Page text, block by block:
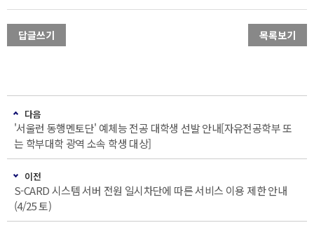
답글쓰기 목록보기
다음
'서울런 동행멘토단' 예체능 전공 대학생 선발 안내[자유전공학부 또
는 학부대학 광역 소속 학생 대상]
이전
S-CARD 시스템 서버 전원 일시차단에 따른 서비스 이용 제한 안내
(4/25 토)